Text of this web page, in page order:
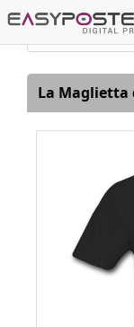
La Maglietta